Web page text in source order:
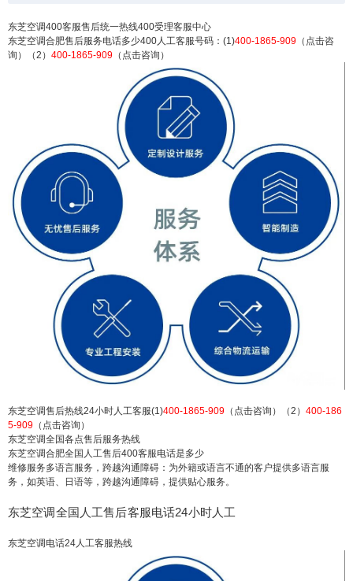
东芝空调400客服售后统一热线400受理客服中心
东芝空调合肥售后服务电话多少400人工客服号码：(1)400-1865-909 （点击咨
询）（2） 400-1865-909 （点击咨询）
东芝空调售后热线24小时人工客服(1)400-1865-909 （点击咨询）（2） 400-186
5-909 （点击咨询）
东芝空调全国各点售后服务热线
东芝空调合肥全国人工售后400客服电话是多少
维修服务多语言服务，跨越沟通障碍：为外籍或语言不通的客户提供多语言服
务，如英语、日语等，跨越沟通障碍，提供贴心服务。
东芝空调全国人工售后客服电话24小时人工
东芝空调电话24人工客服热线
东芝空调400客服售后统一热线400受理客服中心 东
芝空调合肥售后服务电话多少400人工客服号码：
(1)400-1865-909（点击咨询）（2）400-1865-909
（点击咨询） 东芝空调售后热线24小时人工客服(1)
400-1865-909（点击咨询）（2）400-1865-909
（点击咨询） 东芝空调全国各点售后服务热线 东芝
空调合肥全国人工售后40...
扫描二维码继续阅读